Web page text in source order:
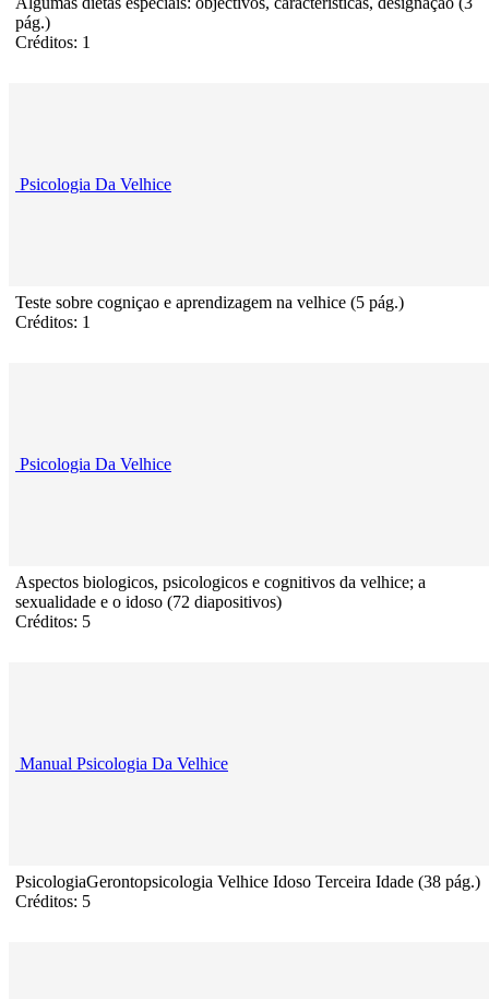
pág.)
Créditos: 1
Psicologia Da Velhice
Teste sobre cogniçao e aprendizagem na velhice (5 pág.)
Créditos: 1
Psicologia Da Velhice
Aspectos biologicos, psicologicos e cognitivos da velhice; a
sexualidade e o idoso (72 diapositivos)
Créditos: 5
Manual Psicologia Da Velhice
PsicologiaGerontopsicologia Velhice Idoso Terceira Idade (38 pág.)
Créditos: 5